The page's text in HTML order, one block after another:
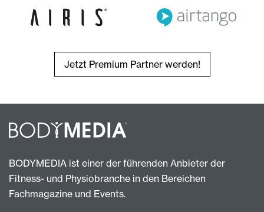
Jetzt Premium Partner werden!
BODYMEDIA ist einer der führenden Anbieter der
Fitness- und Physiobranche in den Bereichen
Fachmagazine und Events.